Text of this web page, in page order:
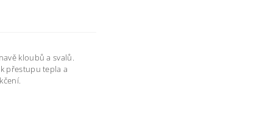
kloubů a svalů.
přestupu tepla a